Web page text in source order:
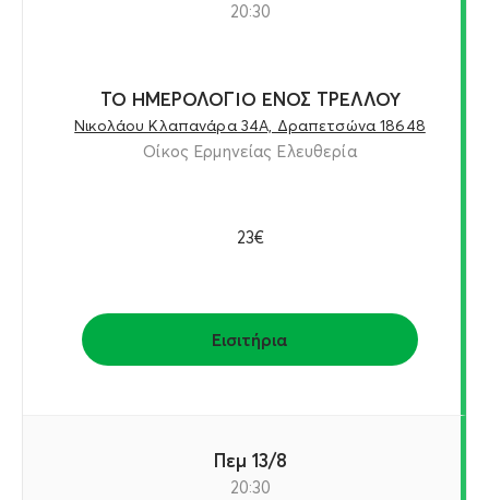
20:30
ΤΟ ΗΜΕΡΟΛΟΓΙΟ ΕΝΟΣ ΤΡΕΛΛΟΥ
Νικολάου Κλαπανάρα 34Α, Δραπετσώνα 18648
Οίκος Ερμηνείας Ελευθερία
23€
Εισιτήρια
Πεμ 13/8
20:30